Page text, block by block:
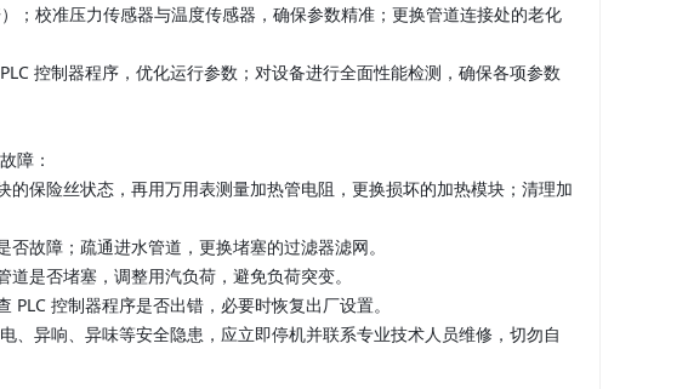
；校准压力传感器与温度传感器，确保参数精准；更换管道连接处的老化
控制器程序，优化运行参数；对设备进行全面性能检测，确保各项参数
障：
的保险丝状态，再用万用表测量加热管电阻，更换损坏的加热模块；清理加
故障；疏通进水管道，更换堵塞的过滤器滤网。
是否堵塞，调整用汽负荷，避免负荷突变。
控制器程序是否出错，必要时恢复出厂设置。
、异响、异味等安全隐患，应立即停机并联系专业技术人员维修，切勿自